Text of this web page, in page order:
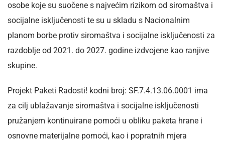
osobe koje su suočene s najvećim rizikom od siromaštva i
socijalne isključenosti te su u skladu s Nacionalnim
planom borbe protiv siromaštva i socijalne isključenosti za
razdoblje od 2021. do 2027. godine izdvojene kao ranjive
skupine.
Projekt Paketi Radosti! kodni broj: SF.7.4.13.06.0001 ima
za cilj ublažavanje siromaštva i socijalne isključenosti
pružanjem kontinuirane pomoći u obliku paketa hrane i
osnovne materijalne pomoći, kao i popratnih mjera